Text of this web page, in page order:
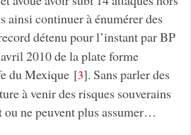
ainsi continuer à énumérer des
détenu pour l’instant par BP
2010 de la plate forme
du Mexique[3]. Sans parler des
à venir des risques souverains
ou ne peuvent plus assumer…